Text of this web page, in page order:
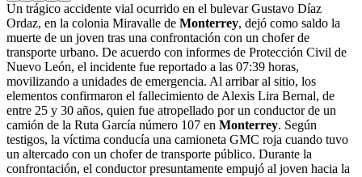
Un trágico accidente vial ocurrido en el bulevar Gustavo Díaz
Ordaz, en la colonia Miravalle de Monterrey, dejó como saldo la
muerte de un joven tras una confrontación con un chofer de
transporte urbano. De acuerdo con informes de Protección Civil de
Nuevo León, el incidente fue reportado a las 07:39 horas,
movilizando a unidades de emergencia. Al arribar al sitio, los
elementos confirmaron el fallecimiento de Alexis Lira Bernal, de
entre 25 y 30 años, quien fue atropellado por un conductor de un
camión de la Ruta García número 107 en Monterrey. Según
testigos, la víctima conducía una camioneta GMC roja cuando tuvo
un altercado con un chofer de transporte público. Durante la
confrontación, el conductor presuntamente empujó al joven hacia la